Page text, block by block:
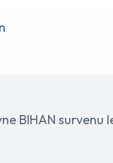
BIHAN survenu